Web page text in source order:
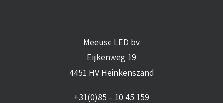
Meeuse LED bv
Eijkenweg 19
4451 HV Heinkenszand
+31(0)85 – 10 45 159